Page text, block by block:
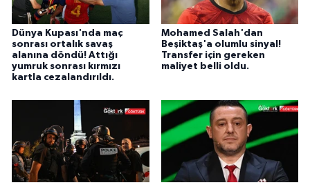
Dünya Kupası'nda maç
sonrası ortalık savaş
alanına döndü! Attığı
yumruk sonrası kırmızı
kartla cezalandırıldı.
Mohamed Salah'dan
Beşiktaş'a olumlu sinyal!
Transfer için gereken
maliyet belli oldu.